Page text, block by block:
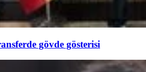
gövde gösterisi